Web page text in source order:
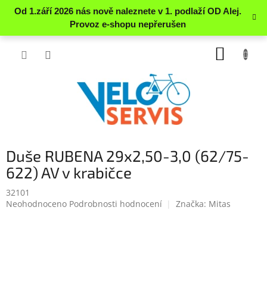
Přejít
Duše RUBENA 29x2,50-3,0 (62/75-
622) AV v krabičce
32101
Průměrné
Neohodnoceno Podrobnosti hodnocení Značka: Mitas